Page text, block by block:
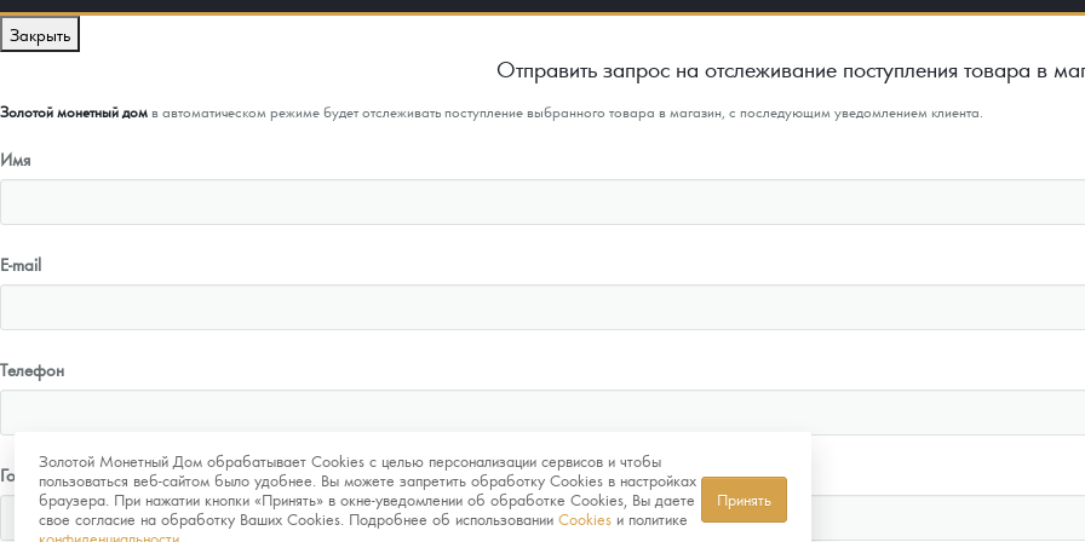
Золотой Монетный Дом обрабатывает Cookies с целью персонализации сервисов и чтобы
пользоваться веб-сайтом было удобнее. Вы можете запретить обработку Cookies в настройках
браузера. При нажатии кнопки «Принять» в окне-уведомлении об обработке Cookies, Вы даете
свое согласие на обработку Ваших Cookies. Подробнее об использовании Cookies и политике
конфиденциальности
Принять
Закрыть
Отправить запрос на отслеживание поступления товара в
Золотой монетный домв автоматическом режиме будет отслеживать поступление выбранного товара в магазин, с последующим уведомлением клиента.
Имя
E-mail
Телефон
Город